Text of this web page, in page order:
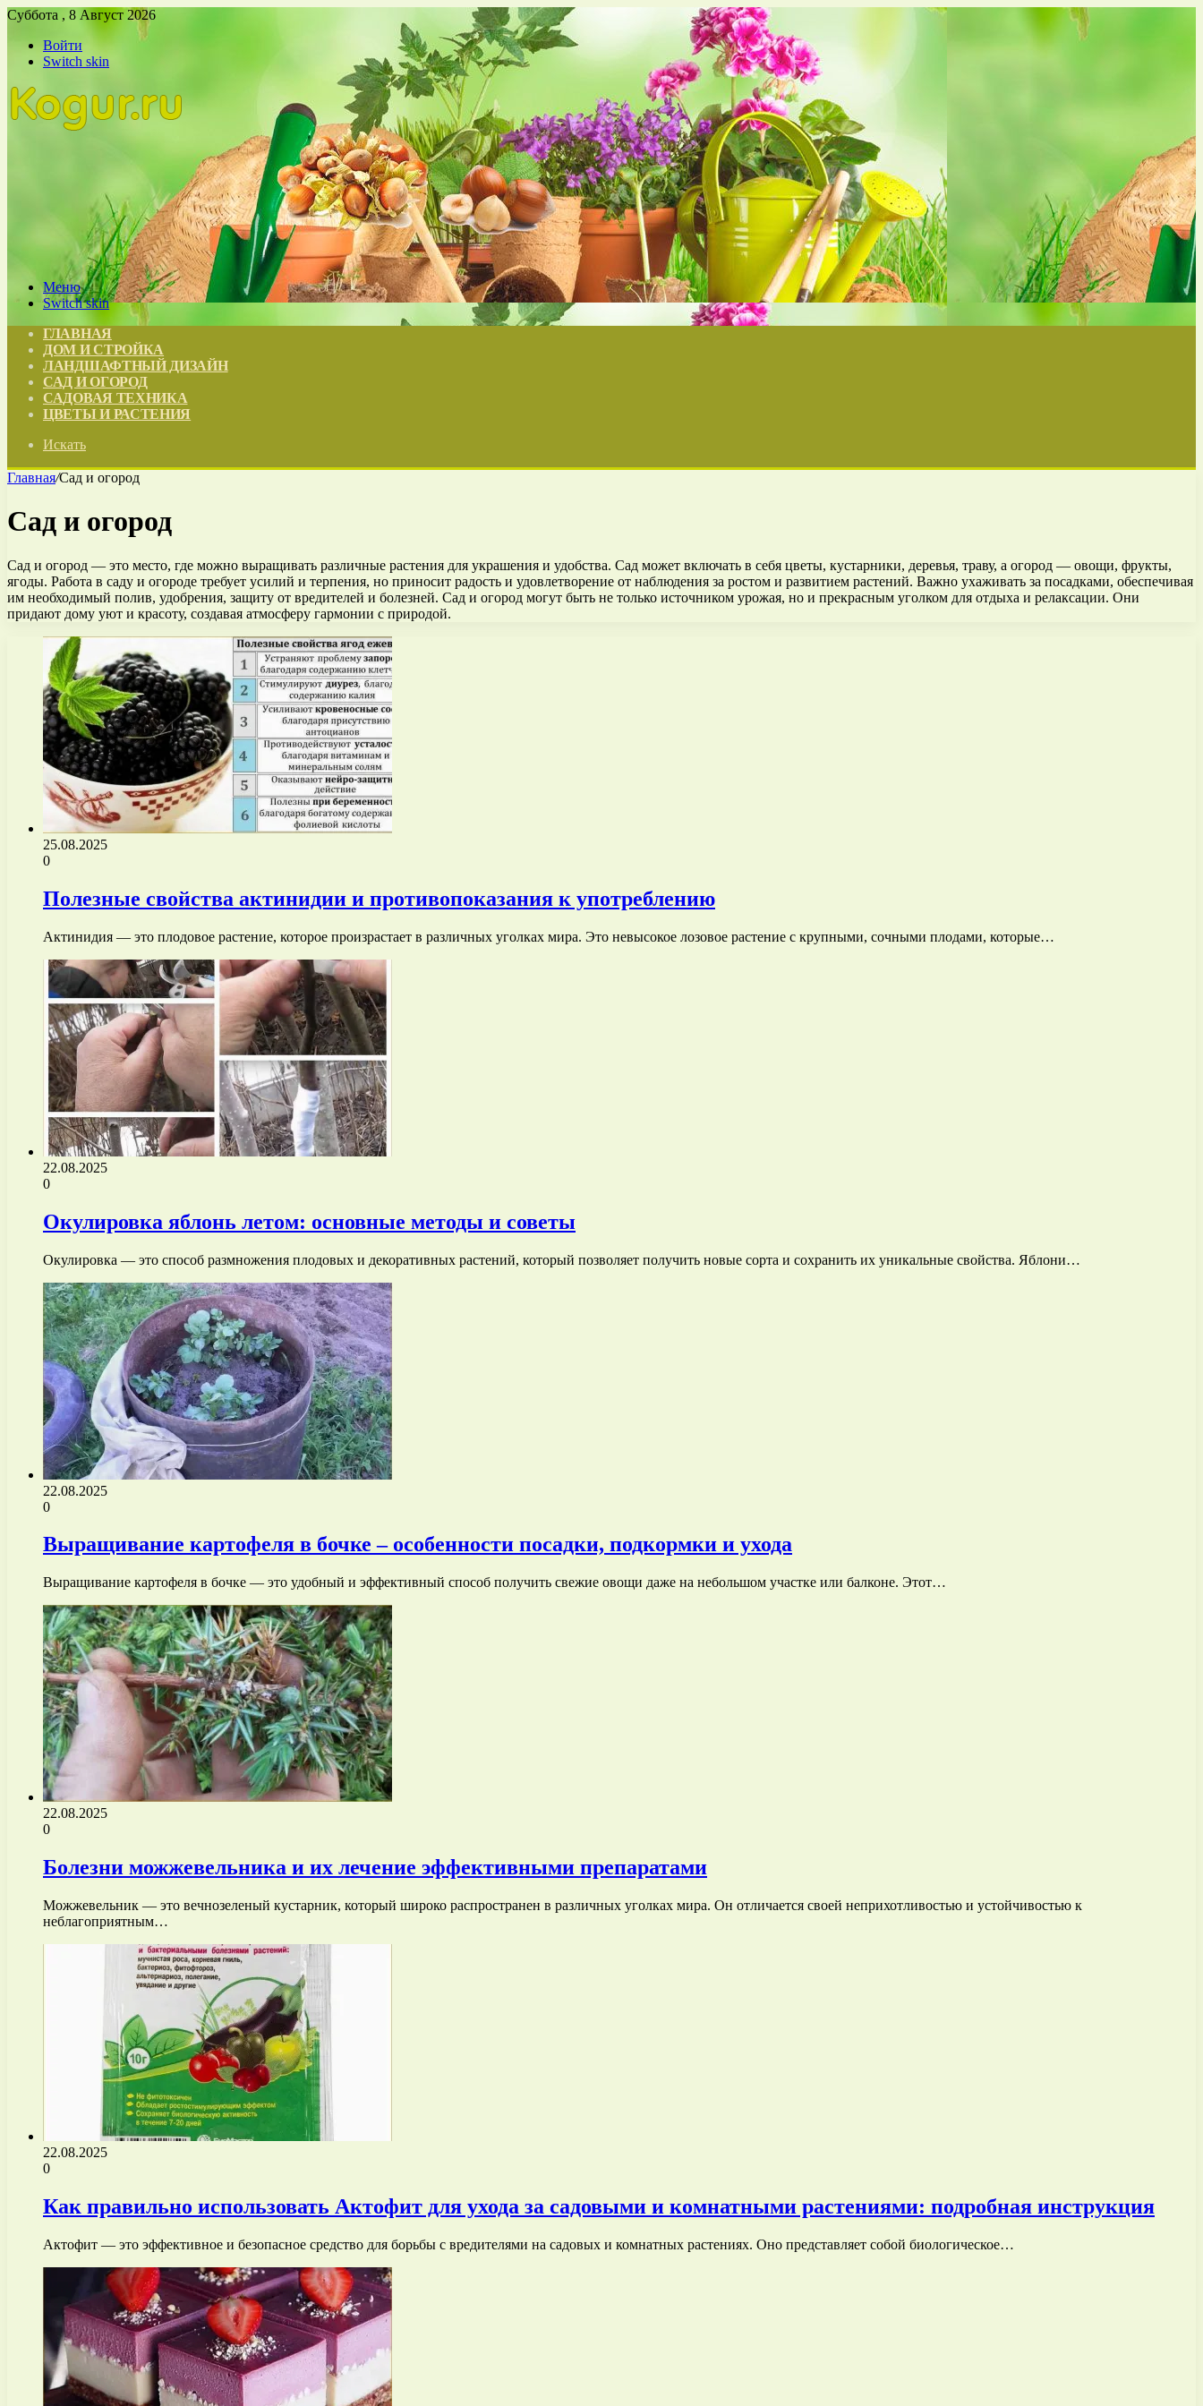
Суббота , 8 Август 2026
Войти
Switch skin
Меню
Switch skin
ГЛАВНАЯ
ДОМ И СТРОЙКА
ЛАНДШАФТНЫЙ ДИЗАЙН
САД И ОГОРОД
САДОВАЯ ТЕХНИКА
ЦВЕТЫ И РАСТЕНИЯ
Искать
Главная/Сад и огород
Сад и огород
Сад и огород — это место, где можно выращивать различные растения для украшения и удобства. Сад может включать в себя цветы, кустарники, деревья, траву, а огород — овощи, фрукты,
ягоды. Работа в саду и огороде требует усилий и терпения, но приносит радость и удовлетворение от наблюдения за ростом и развитием растений. Важно ухаживать за посадками, обеспечивая
им необходимый полив, удобрения, защиту от вредителей и болезней. Сад и огород могут быть не только источником урожая, но и прекрасным уголком для отдыха и релаксации. Они
придают дому уют и красоту, создавая атмосферу гармонии с природой.
25.08.2025
0
Полезные свойства актинидии и противопоказания к употреблению
Актинидия — это плодовое растение, которое произрастает в различных уголках мира. Это невысокое лозовое растение с крупными, сочными плодами, которые…
22.08.2025
0
Окулировка яблонь летом: основные методы и советы
Окулировка — это способ размножения плодовых и декоративных растений, который позволяет получить новые сорта и сохранить их уникальные свойства. Яблони…
22.08.2025
0
Выращивание картофеля в бочке – особенности посадки, подкормки и ухода
Выращивание картофеля в бочке — это удобный и эффективный способ получить свежие овощи даже на небольшом участке или балконе. Этот…
22.08.2025
0
Болезни можжевельника и их лечение эффективными препаратами
Можжевельник — это вечнозеленый кустарник, который широко распространен в различных уголках мира. Он отличается своей неприхотливостью и устойчивостью к
неблагоприятным…
22.08.2025
0
Как правильно использовать Актофит для ухода за садовыми и комнатными растениями: подробная инструкция
Актофит — это эффективное и безопасное средство для борьбы с вредителями на садовых и комнатных растениях. Оно представляет собой биологическое…